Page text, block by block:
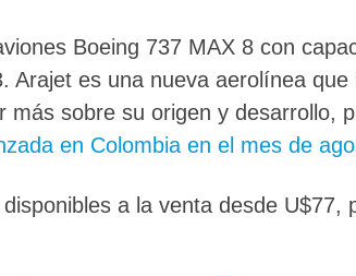
Boeing 737 MAX 8 con
Arajet es una nueva aerolínea que
más sobre su origen y desarrollo,
en Colombia en el mes de
a la venta desde U$77,